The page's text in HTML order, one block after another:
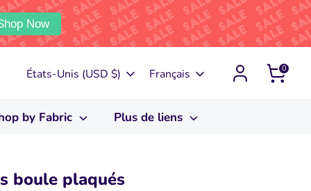
Now
Devise
États-Unis (USD $) Langue
Français 0
by Fabric Plus de liens
boule plaqués